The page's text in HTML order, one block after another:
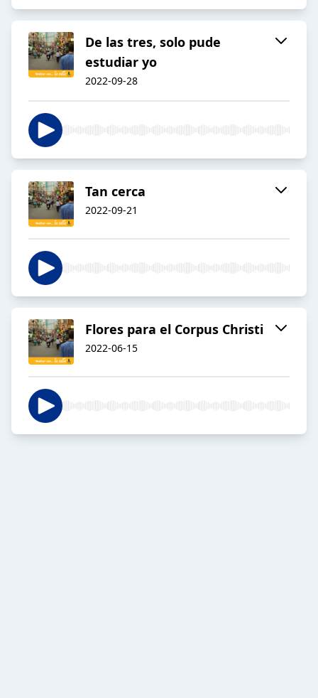
De las tres, solo pude
estudiar yo
2022-09-28
Tan cerca
2022-09-21
Flores para el Corpus Christi
2022-06-15